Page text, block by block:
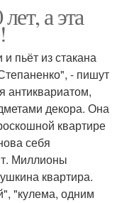
а эта
пьёт из стакана
- пишут
антиквариатом,
декора. Она
квартире
себя
Миллионы
квартира.
"кулема, одним